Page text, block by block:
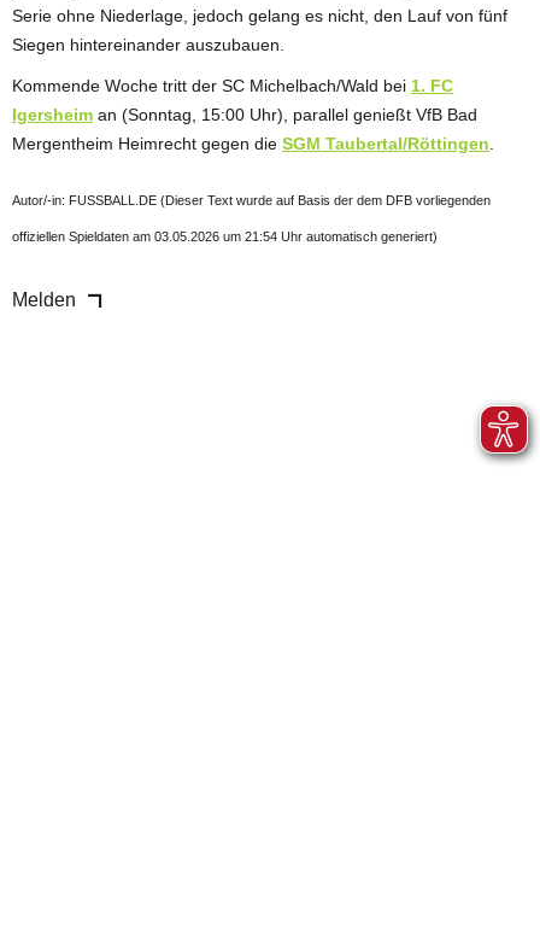
Serie ohne Niederlage, jedoch gelang es nicht, den Lauf von fünf
Siegen hintereinander auszubauen.
Kommende Woche tritt der SC Michelbach/Wald bei 1. FC
Igersheim an (Sonntag, 15:00 Uhr), parallel genießt VfB Bad
Mergentheim Heimrecht gegen die SGM Taubertal/Röttingen
Autor/-in: FUSSBALL.DE (Dieser Text wurde auf Basis der dem DFB vorliegenden
offiziellen Spieldaten am 03.05.2026 um 21:54 Uhr automatisch generiert)
Melden